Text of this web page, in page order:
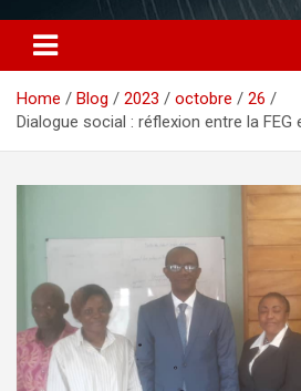
Home Blog 2023 octobre
26
Dialogue social : réflexion entre la FEG